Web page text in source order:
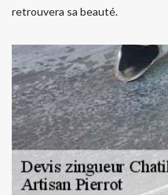
retrouvera sa beauté.